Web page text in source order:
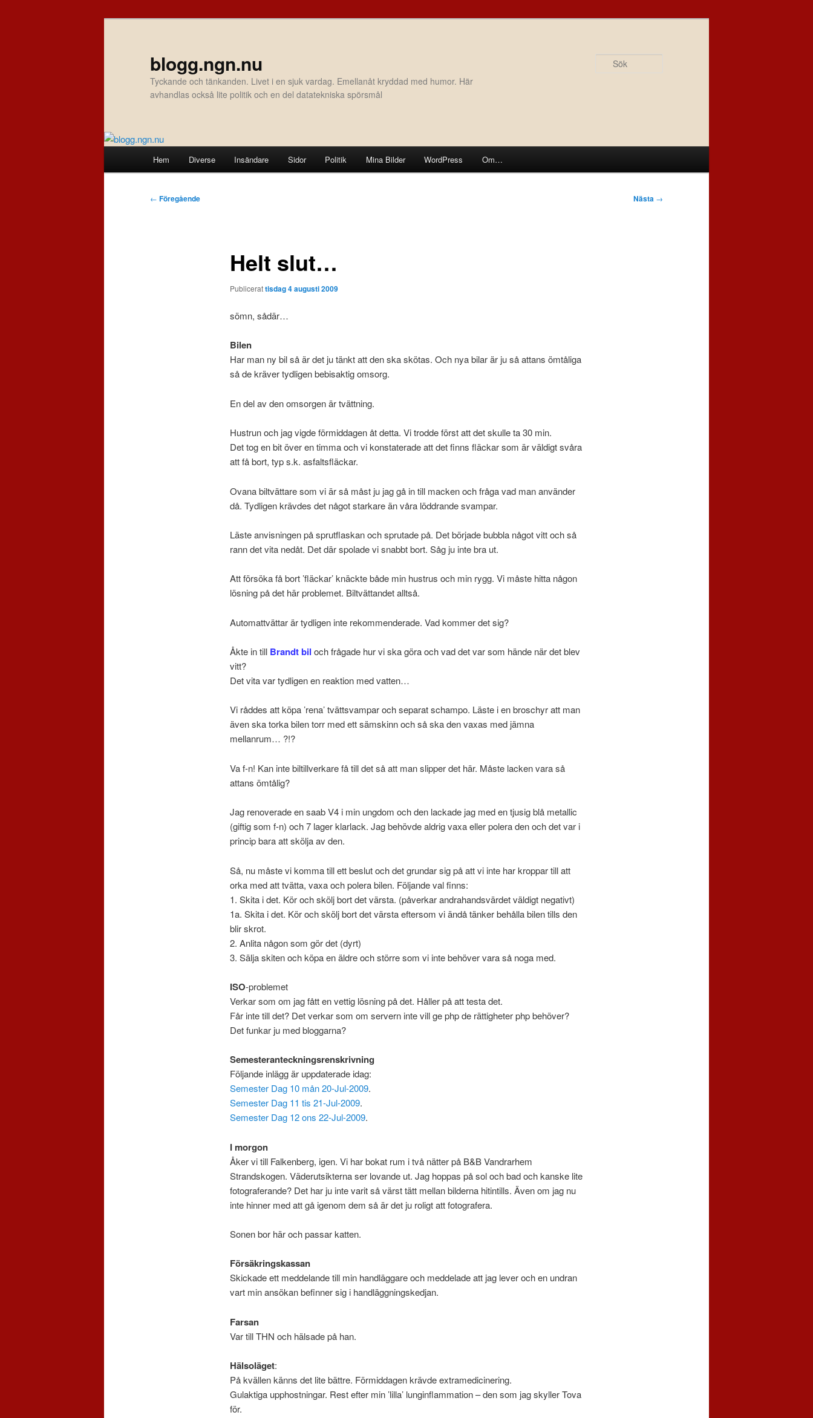
blogg.ngn.nu
Tyckande och tänkanden. Livet i en sjuk vardag. Emellanåt kryddad med humor. Här
avhandlas också lite politik och en del datatekniska spörsmål
Hem Diverse Insändare Sidor Politik Mina Bilder WordPress Om…
Inläggsnavigering
← Föregående Nästa →
Helt slut…
Publicerattisdag 4 augusti 2009
sömn, sådär…
Bilen
Har man ny bil så är det ju tänkt att den ska skötas. Och nya bilar är ju så attans ömtåliga
så de kräver tydligen bebisaktig omsorg.
En del av den omsorgen är tvättning.
Hustrun och jag vigde förmiddagen åt detta. Vi trodde först att det skulle ta 30 min.
Det tog en bit över en timma och vi konstaterade att det finns fläckar som är väldigt svåra
att få bort, typ s.k. asfaltsfläckar.
Ovana biltvättare som vi är så måst ju jag gå in till macken och fråga vad man använder
då. Tydligen krävdes det något starkare än våra löddrande svampar.
Läste anvisningen på sprutflaskan och sprutade på. Det började bubbla något vitt och så
rann det vita nedåt. Det där spolade vi snabbt bort. Såg ju inte bra ut.
Att försöka få bort ’fläckar’ knäckte både min hustrus och min rygg. Vi måste hitta någon
lösning på det här problemet. Biltvättandet alltså.
Automattvättar är tydligen inte rekommenderade. Vad kommer det sig?
Åkte in till Brandt bil och frågade hur vi ska göra och vad det var som hände när det blev
vitt?
Det vita var tydligen en reaktion med vatten…
Vi råddes att köpa ’rena’ tvättsvampar och separat schampo. Läste i en broschyr att man
även ska torka bilen torr med ett sämskinn och så ska den vaxas med jämna
mellanrum… ?!?
Va f-n! Kan inte biltillverkare få till det så att man slipper det här. Måste lacken vara så
attans ömtålig?
Jag renoverade en saab V4 i min ungdom och den lackade jag med en tjusig blå metallic
(giftig som f-n) och 7 lager klarlack. Jag behövde aldrig vaxa eller polera den och det var i
princip bara att skölja av den.
Så, nu måste vi komma till ett beslut och det grundar sig på att vi inte har kroppar till att
orka med att tvätta, vaxa och polera bilen. Följande val finns:
1. Skita i det. Kör och skölj bort det värsta. (påverkar andrahandsvärdet väldigt negativt)
1a. Skita i det. Kör och skölj bort det värsta eftersom vi ändå tänker behålla bilen tills den
blir skrot.
2. Anlita någon som gör det (dyrt)
3. Sälja skiten och köpa en äldre och större som vi inte behöver vara så noga med.
ISO-problemet
Verkar som om jag fått en vettig lösning på det. Håller på att testa det.
Får inte till det? Det verkar som om servern inte vill ge php de rättigheter php behöver?
Det funkar ju med bloggarna?
Semesteranteckningsrenskrivning
Följande inlägg är uppdaterade idag:
Semester Dag 10 mån 20-Jul-2009.
Semester Dag 11 tis 21-Jul-2009.
Semester Dag 12 ons 22-Jul-2009.
I morgon
Åker vi till Falkenberg, igen. Vi har bokat rum i två nätter på B&B Vandrarhem
Strandskogen. Väderutsikterna ser lovande ut. Jag hoppas på sol och bad och kanske lite
fotograferande? Det har ju inte varit så värst tätt mellan bilderna hitintills. Även om jag nu
inte hinner med att gå igenom dem så är det ju roligt att fotografera.
Sonen bor här och passar katten.
Försäkringskassan
Skickade ett meddelande till min handläggare och meddelade att jag lever och en undran
vart min ansökan befinner sig i handläggningskedjan.
Farsan
Var till THN och hälsade på han.
Hälsoläget:
På kvällen känns det lite bättre. Förmiddagen krävde extramedicinering.
Gulaktiga upphostningar. Rest efter min ’lilla’ lunginflammation – den som jag skyller Tova
för.